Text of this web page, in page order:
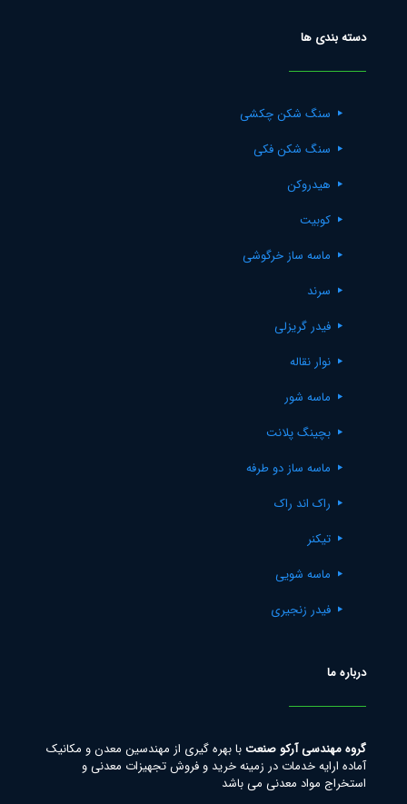
دسته بندی ها
سنگ شکن چکشی
سنگ شکن فکی
هیدروکن
کوبیت
ماسه ساز خرگوشی
سرند
فیدر گریزلی
نوار نقاله
ماسه شور
بچینگ پلانت
ماسه ساز دو طرفه
راک اند راک
تیکنر
ماسه شویی
فیدر زنجیری
درباره ما
گروه مهندسی آرکو صنعتبا بهره گیری از مهندسین معدن و مکانیک
آماده ارایه خدمات در زمینه خرید و فروش تجهیزات معدنی و
استخراج مواد معدنی می باشد